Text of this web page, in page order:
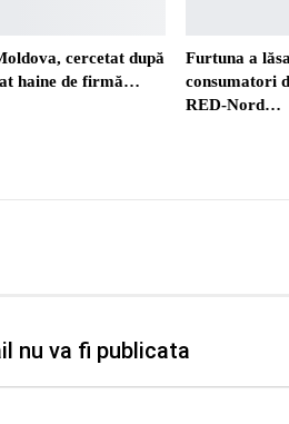
cercetat după
haine de firmă…
Furtuna a
consumatori
RED-Nord…
nu va fi publicata